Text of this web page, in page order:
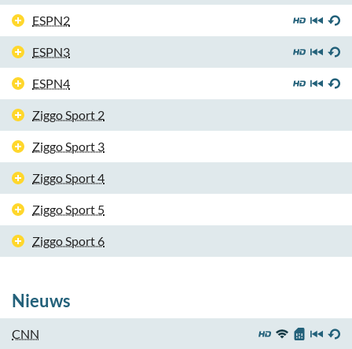
ESPN2
ESPN3
ESPN4
Ziggo Sport 2
Ziggo Sport 3
Ziggo Sport 4
Ziggo Sport 5
Ziggo Sport 6
Nieuws
CNN